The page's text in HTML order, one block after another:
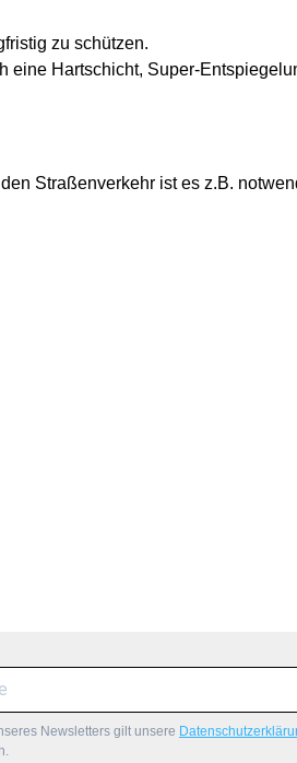
zu schützen.
Hartschicht, Super-
Straßenverkehr ist es z.B.
Newsletters gilt unsere